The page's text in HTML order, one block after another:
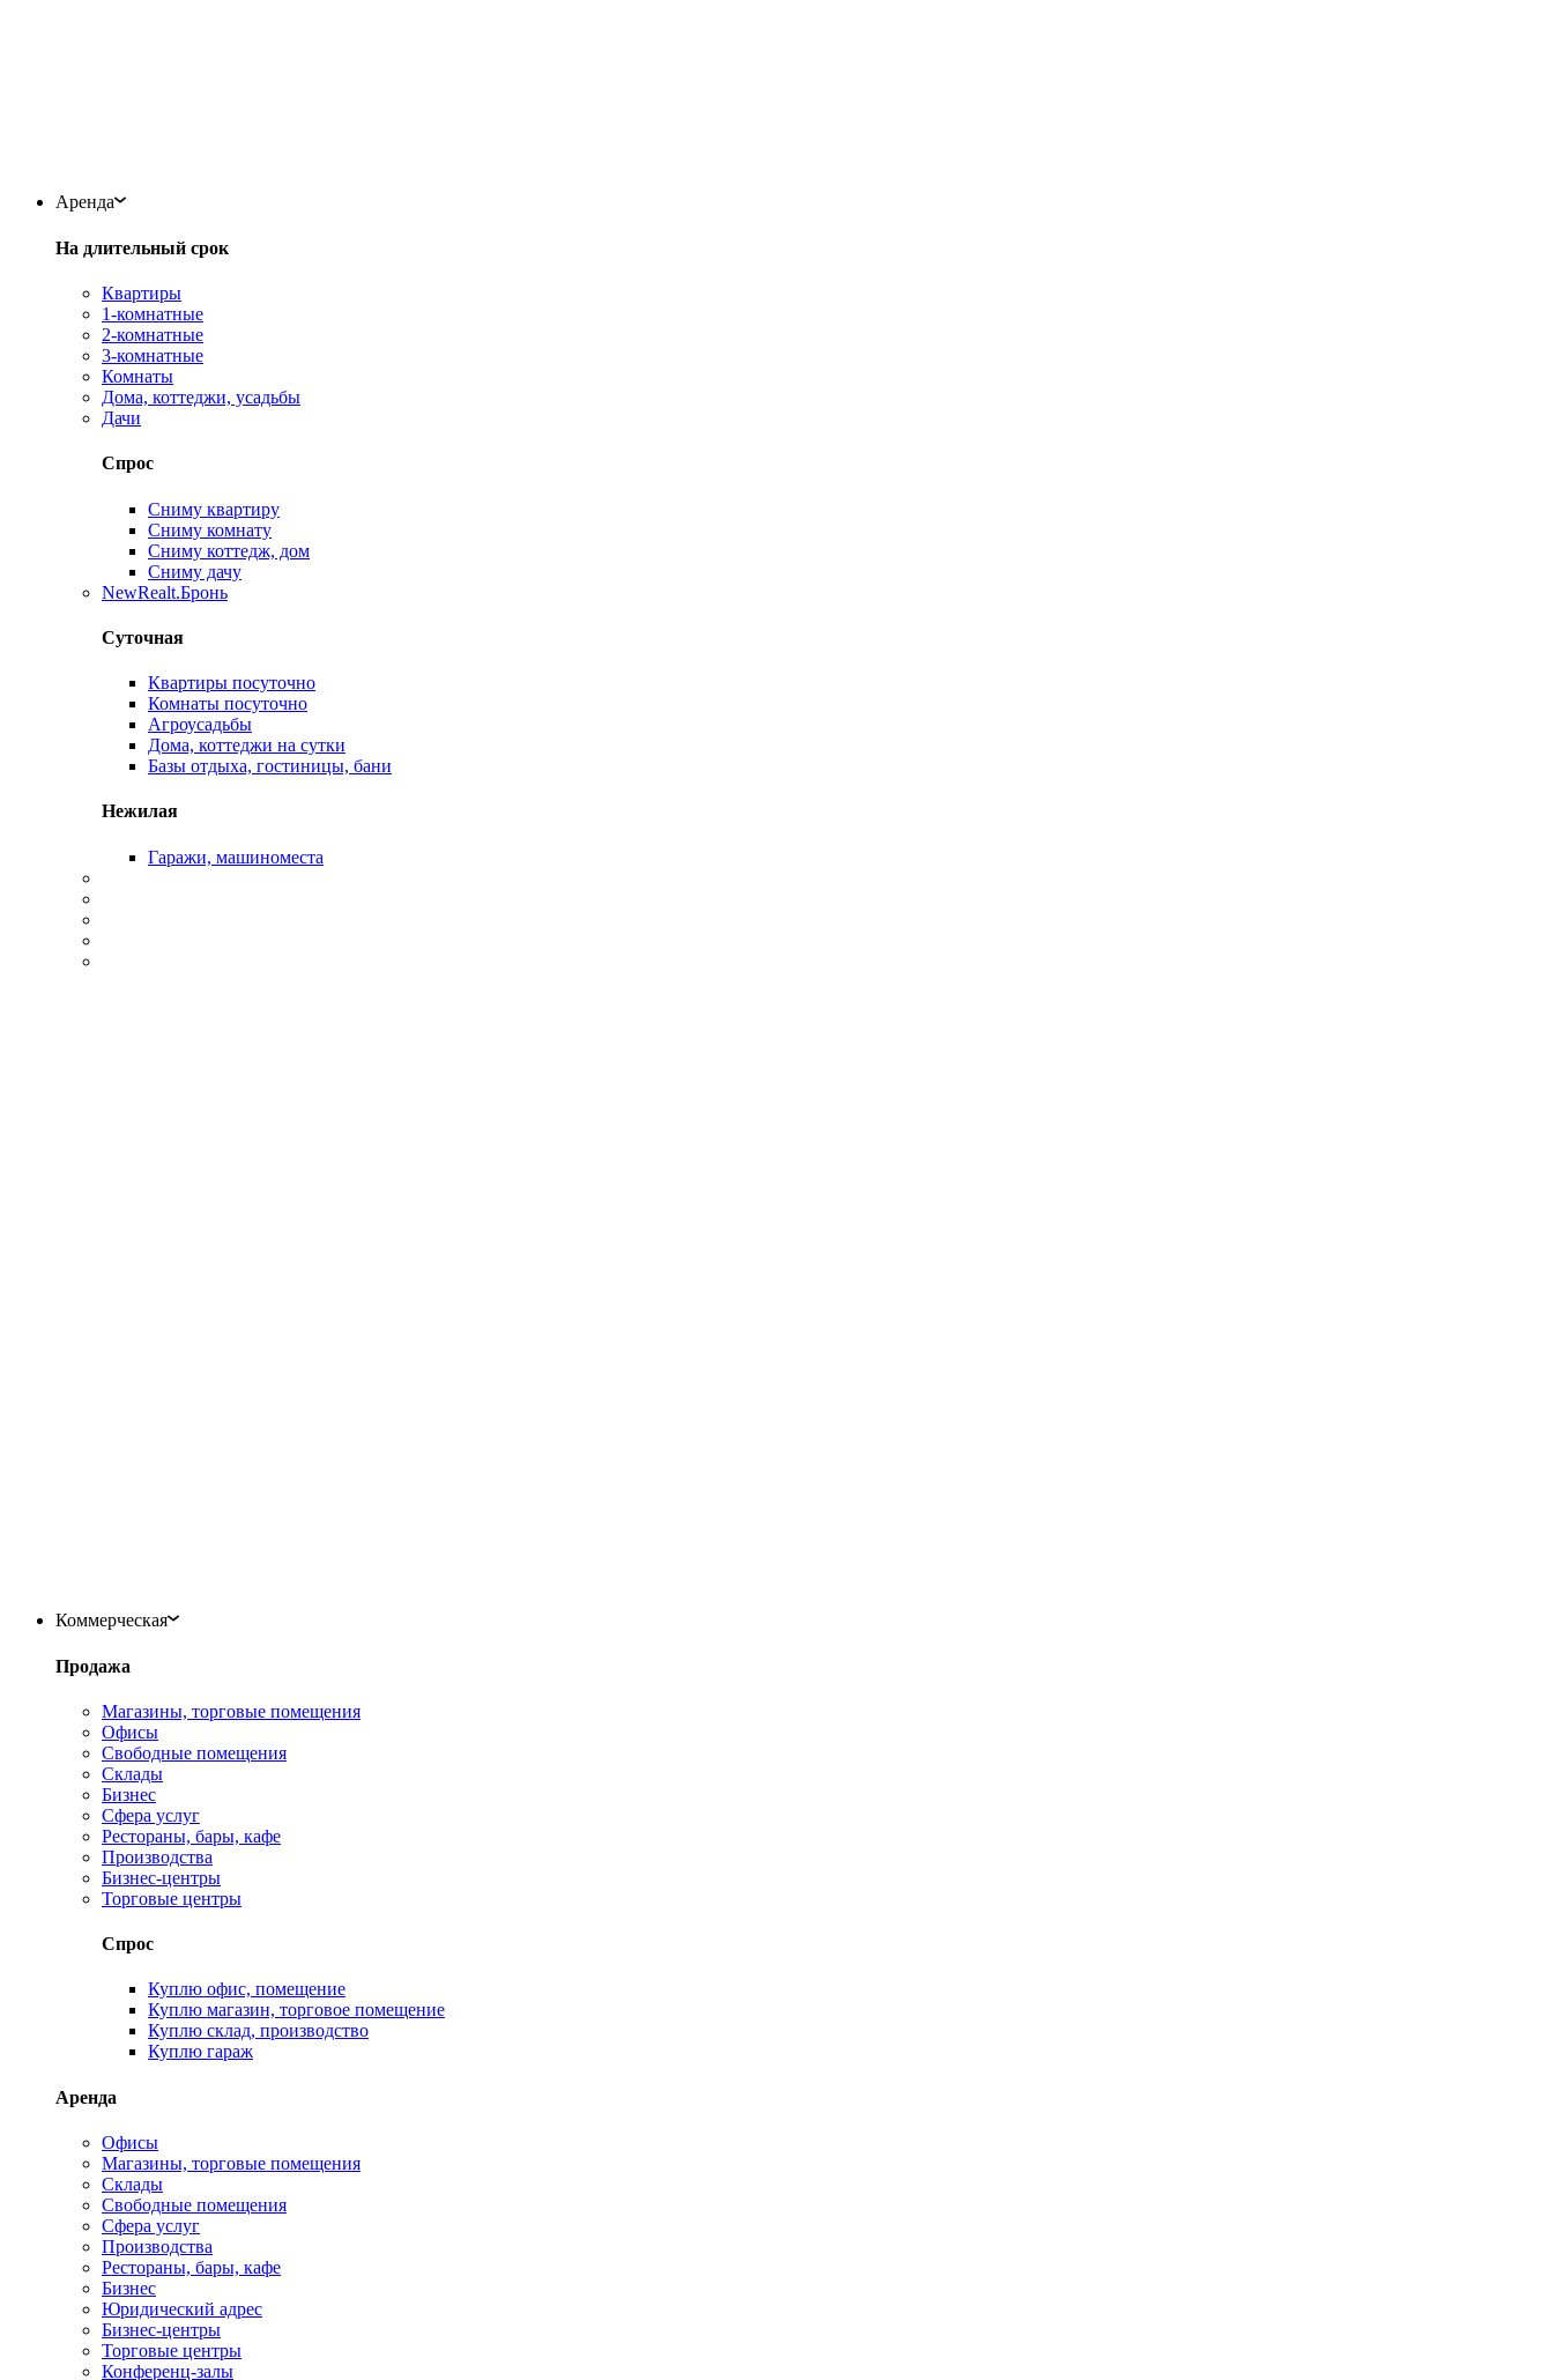
Аренда
На длительный срок
Квартиры
1-комнатные
2-комнатные
3-комнатные
Комнаты
Дома, коттеджи, усадьбы
Дачи
Спрос
Сниму квартиру
Сниму комнату
Сниму коттедж, дом
Сниму дачу
NewRealt.Бронь
Суточная
Квартиры посуточно
Комнаты посуточно
Агроусадьбы
Дома, коттеджи на сутки
Базы отдыха, гостиницы, бани
Нежилая
Гаражи, машиноместа
Коммерческая
Продажа
Магазины, торговые помещения
Офисы
Свободные помещения
Склады
Бизнес
Сфера услуг
Рестораны, бары, кафе
Производства
Бизнес-центры
Торговые центры
Спрос
Куплю офис, помещение
Куплю магазин, торговое помещение
Куплю склад, производство
Куплю гараж
Аренда
Офисы
Магазины, торговые помещения
Склады
Свободные помещения
Сфера услуг
Производства
Рестораны, бары, кафе
Бизнес
Юридический адрес
Бизнес-центры
Торговые центры
Конференц-залы